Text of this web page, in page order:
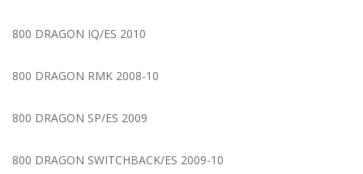
800 DRAGON IQ/ES 2010
800 DRAGON RMK 2008-10
800 DRAGON SP/ES 2009
800 DRAGON SWITCHBACK/ES 2009-10